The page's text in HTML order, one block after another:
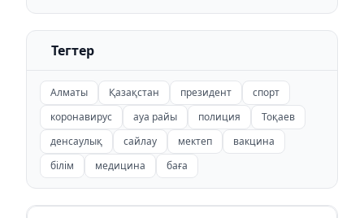
Тегтер
Алматы Қазақстан президент
спорт
коронавирус
ауа райы полиция
Тоқаев
денсаулық
сайлау мектеп
вакцина
білім
медицина баға